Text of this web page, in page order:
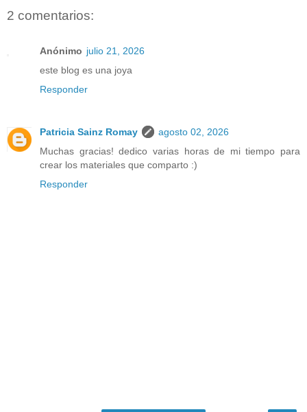
2 comentarios:
Anónimo julio 21, 2026
este blog es una joya
Responder
Patricia Sainz Romay
agosto 02, 2026
Muchas gracias! dedico varias horas de mi tiempo para
crear los materiales que comparto :)
Responder